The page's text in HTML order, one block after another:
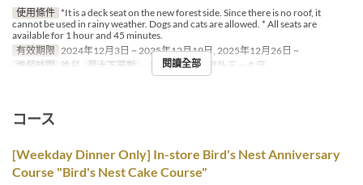
使用條件 *It is a deck seat on the new forest side. Since there is no roof, it
cannot be used in rainy weather. Dogs and cats are allowed. * All seats are
available for 1 hour and 45 minutes.
有效期限 2024年12月3日 ~ 2025年12月19日, 2025年12月26日 ~
進餐時間 晚餐 最大下單數 ~ 8 座位類別 屋外デッキ席
閱讀全部
コース
[Weekday Dinner Only] In-store Bird's Nest Anniversary
Course "Bird's Nest Cake Course"